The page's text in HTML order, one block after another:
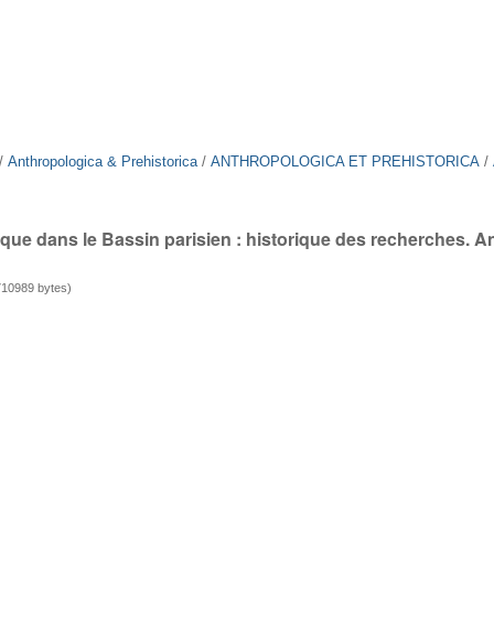
/Anthropologica & Prehistorica /ANTHROPOLOGICA ET PREHISTORICA /
dans le Bassin parisien : historique des recherches.
bytes)